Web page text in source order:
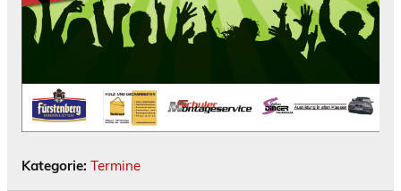
Kategorie: Termine